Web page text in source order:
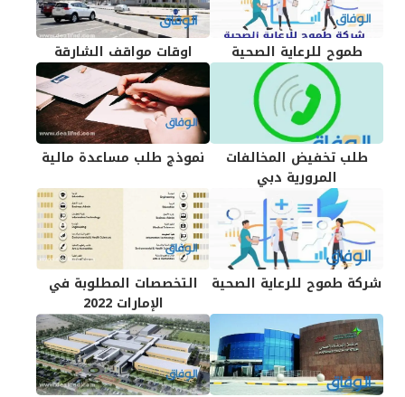
طموح للرعاية الصحية اوقات مواقف الشارقة
طلب تخفيض المخالفات
المرورية دبي
نموذج طلب مساعدة مالية
شركة طموح للرعاية الصحية
التخصصات المطلوبة في
الإمارات 2022